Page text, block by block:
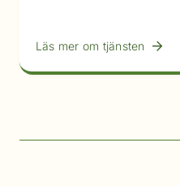
Läs mer om tjänsten